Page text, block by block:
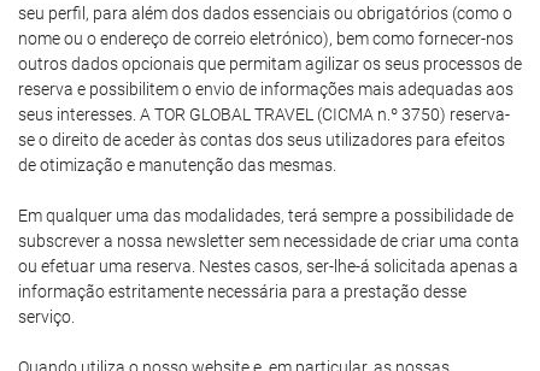
seu perfil, para além dos dados essenciais ou obrigatórios (como o
nome ou o endereço de correio eletrónico), bem como fornecer-nos
outros dados opcionais que permitam agilizar os seus processos de
reserva e possibilitem o envio de informações mais adequadas aos
seus interesses. A TOR GLOBAL TRAVEL (CICMA n.º 3750) reserva-
se o direito de aceder às contas dos seus utilizadores para efeitos
de otimização e manutenção das mesmas.
Em qualquer uma das modalidades, terá sempre a possibilidade de
subscrever a nossa newsletter sem necessidade de criar uma conta
ou efetuar uma reserva. Nestes casos, ser-lhe-á solicitada apenas a
informação estritamente necessária para a prestação desse
serviço.